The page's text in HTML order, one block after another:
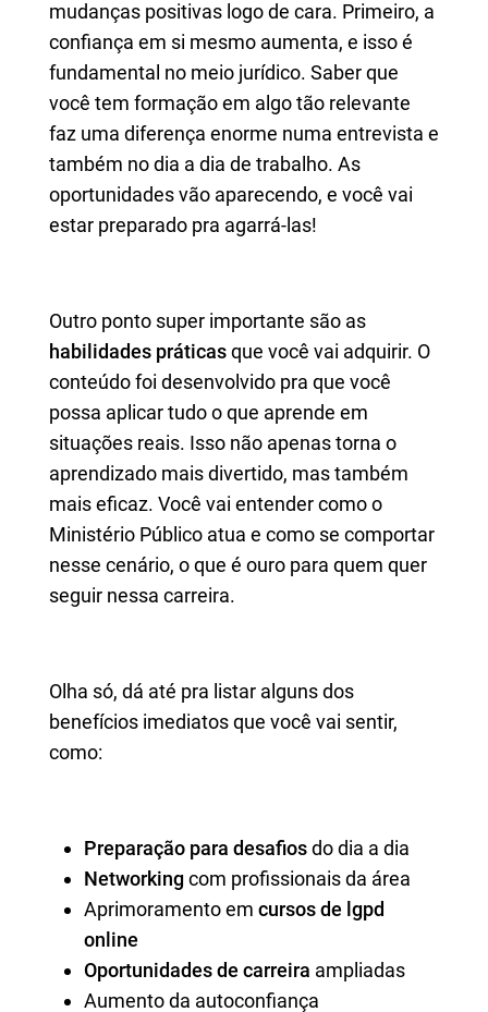
mudanças positivas logo de cara. Primeiro, a
confiança em si mesmo aumenta, e isso é
fundamental no meio jurídico. Saber que
você tem formação em algo tão relevante
faz uma diferença enorme numa entrevista e
também no dia a dia de trabalho. As
oportunidades vão aparecendo, e você vai
estar preparado pra agarrá-las!
Outro ponto super importante são as
habilidades práticasque você vai adquirir. O
conteúdo foi desenvolvido pra que você
possa aplicar tudo o que aprende em
situações reais. Isso não apenas torna o
aprendizado mais divertido, mas também
mais eficaz. Você vai entender como o
Ministério Público atua e como se comportar
nesse cenário, o que é ouro para quem quer
seguir nessa carreira.
Olha só, dá até pra listar alguns dos
benefícios imediatos que você vai sentir,
como:
Preparação para desafiosdo dia a dia
Networkingcom profissionais da área
Aprimoramento em cursos de lgpd
online
Oportunidades de carreira ampliadas
Aumento da autoconfiança